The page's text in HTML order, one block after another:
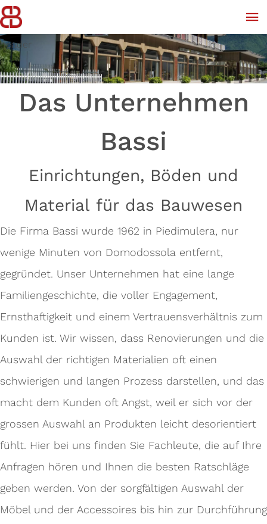
header
Das Unternehmen
Bassi
Einrichtungen, Böden und
Material für das Bauwesen
Die Firma Bassi wurde 1962 in Piedimulera, nur
wenige Minuten von Domodossola entfernt,
gegründet. Unser Unternehmen hat eine lange
Familiengeschichte, die voller Engagement,
Ernsthaftigkeit und einem Vertrauensverhältnis zum
Kunden ist. Wir wissen, dass Renovierungen und die
Auswahl der richtigen Materialien oft einen
schwierigen und langen Prozess darstellen, und das
macht dem Kunden oft Angst, weil er sich vor der
grossen Auswahl an Produkten leicht desorientiert
fühlt. Hier bei uns finden Sie Fachleute, die auf Ihre
Anfragen hören und Ihnen die besten Ratschläge
geben werden. Von der sorgfältigen Auswahl der
Möbel und der Accessoires bis hin zur Durchführung